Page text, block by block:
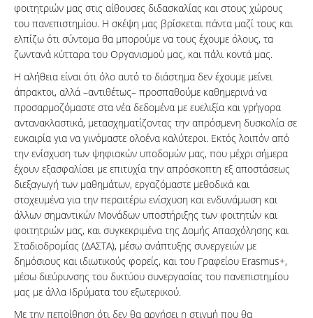
φοιτητριών μας στις αίθουσες διδασκαλίας και στους χώρους
του πανεπιστημίου. Η σκέψη μας βρίσκεται πάντα μαζί τους και
ελπίζω ότι σύντομα θα μπορούμε να τους έχουμε όλους, τα
ζωντανά κύτταρα του Οργανισμού μας, και πάλι κοντά μας.
Η αλήθεια είναι ότι όλο αυτό το διάστημα δεν έχουμε μείνει
άπρακτοι, αλλά –αντιθέτως– προσπαθούμε καθημερινά να
προσαρμοζόμαστε στα νέα δεδομένα με ευελιξία και γρήγορα
αντανακλαστικά, μετασχηματίζοντας την απρόσμενη δυσκολία σε
ευκαιρία για να γινόμαστε ολοένα καλύτεροι. Εκτός λοιπόν από
την ενίσχυση των ψηφιακών υποδομών μας, που μέχρι σήμερα
έχουν εξασφαλίσει με επιτυχία την απρόσκοπτη εξ αποστάσεως
διεξαγωγή των μαθημάτων, εργαζόμαστε μεθοδικά και
στοχευμένα για την περαιτέρω ενίσχυση και ενδυνάμωση και
άλλων σημαντικών Μονάδων υποστήριξης των φοιτητών και
φοιτητριών μας, και συγκεκριμένα της Δομής Απασχόλησης και
Σταδιοδρομίας (ΔΑΣΤΑ), μέσω ανάπτυξης συνεργειών με
δημόσιους και ιδιωτικούς φορείς, και του Γραφείου Erasmus+,
μέσω διεύρυνσης του δικτύου συνεργασίας του πανεπιστημίου
μας με άλλα Ιδρύματα του εξωτερικού.
Με την πεποίθηση ότι δεν θα αργήσει η στιγμή που θα